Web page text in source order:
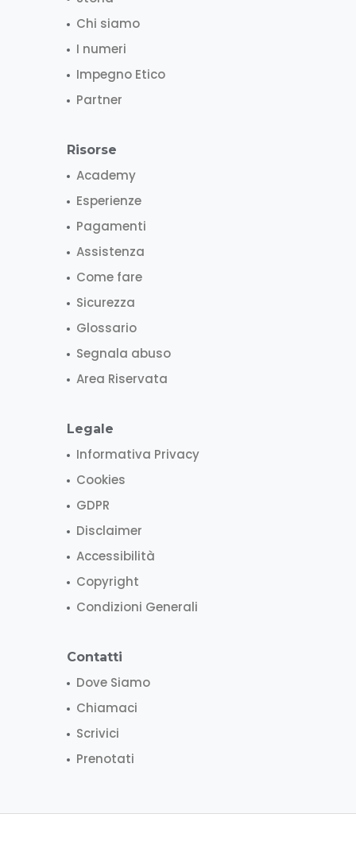
Chi siamo
I numeri
Impegno Etico
Partner
Risorse
Academy
Esperienze
Pagamenti
Assistenza
Come fare
Sicurezza
Glossario
Segnala abuso
Area Riservata
Legale
Informativa Privacy
Cookies
GDPR
Disclaimer
Accessibilità
Copyright
Condizioni Generali
Contatti
Dove Siamo
Chiamaci
Scrivici
Prenotati